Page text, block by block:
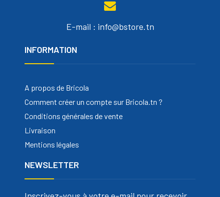
E-mail : info@bstore.tn
INFORMATION
A propos de Bricola
Comment créer un compte sur Bricola.tn ?
Conditions générales de vente
Livraison
Mentions légales
NEWSLETTER